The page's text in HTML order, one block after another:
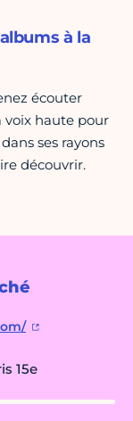
15e
à la
écouter
voix haute pour
ses rayons
découvrir.